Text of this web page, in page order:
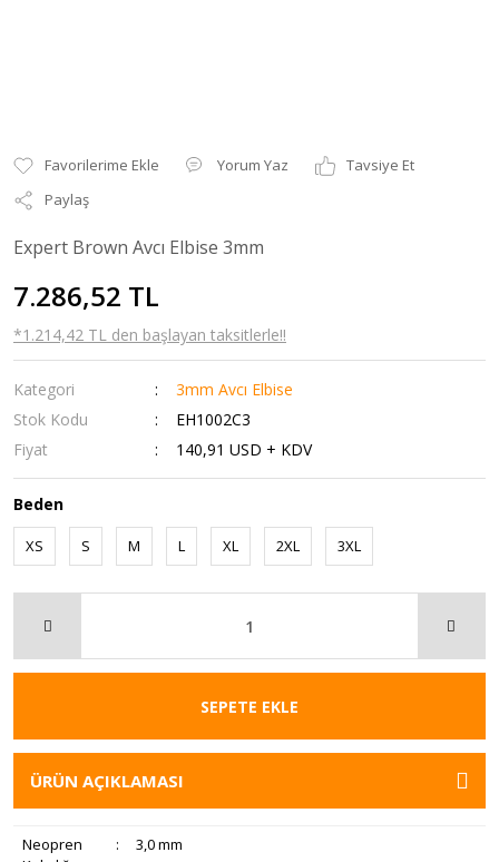
Yorum Yaz
Tavsiye Et
Paylaş
Expert Brown Avcı Elbise 3mm
7.286,52 TL
*1.214,42 TL den başlayan taksitlerle!!
Kategori
3mm Avcı Elbise
Stok Kodu
EH1002C3
Fiyat
140,91 USD + KDV
Beden
XS S M L XL 2XL 3XL
SEPETE EKLE
ÜRÜN AÇIKLAMASI
Neopren
: 3,0 mm